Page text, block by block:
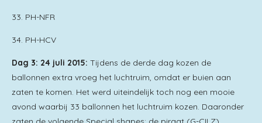
33. PH-NFR
34. PH-HCV
Dag 3: 24 juli 2015: Tijdens de derde dag kozen de
ballonnen extra vroeg het luchtruim, omdat er buien aan
zaten te komen. Het werd uiteindelijk toch nog een mooie
avond waarbij 33 ballonnen het luchtruim kozen. Daaronder